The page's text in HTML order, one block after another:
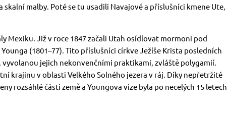
skalní malby. Poté se tu usadili Navajové a příslušníci kmene Ute,
Mexiku. Již v roce 1847 začali Utah osídlovat mormoni pod
(1801–77). Tito příslušníci církve Ježíše Krista posledních
jejich nekonvenčními praktikami, zvláště polygamií.
krajinu v oblasti Velkého Solného jezera v ráj. Díky nepřetržité
rozsáhlé části země a Youngova vize byla po necelých 15 letech